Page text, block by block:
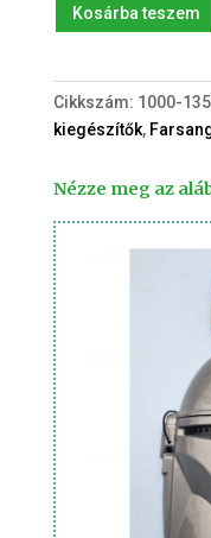
Mikrofon
Party
+
szemüveg
mennyiség
Kosárba teszem
Cikkszám: 1000-
kiegészítők,
Nézze meg az